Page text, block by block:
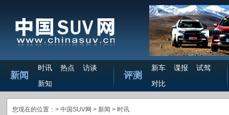
新闻
时讯 热点
访谈
新知
评测
新车 谍报
试驾
对比
您现在的位置：> 中国SUV网 > 新闻 > 时讯